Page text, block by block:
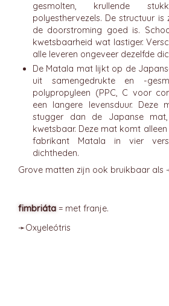
gesmolten, krullende
polyesthervezels. De structuur
de doorstroming goed is.
kwetsbaarheid wat lastiger.
alle leveren ongeveer dezelfde
De Matala mat lijkt op de
uit samengedrukte en -
polypropyleen (PPC, C voor
een langere levensduur. Deze
stugger dan de Japanse
kwetsbaar. Deze mat komt
fabrikant Matala in vier
dichtheden.
Grove matten zijn ook bruikbaar als
fimbriáta = met franje.
➛Oxyeleótris